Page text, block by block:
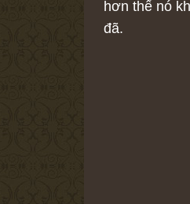
hơn thế nó
đã.